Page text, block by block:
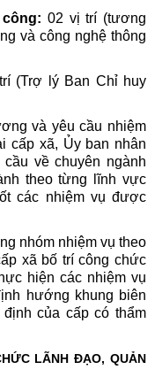
công:02 vị trí (tương
và công nghệ thông
(Trợ lý Ban Chỉ huy
và yêu cầu nhiệm
cấp xã, Ủy ban nhân
về chuyên ngành
theo từng lĩnh vực
các nhiệm vụ được
nhóm nhiệm vụ theo
xã bố trí công chức
hiện các nhiệm vụ
hướng khung biên
của cấp có thẩm
LÃNH ĐẠO, QUẢN